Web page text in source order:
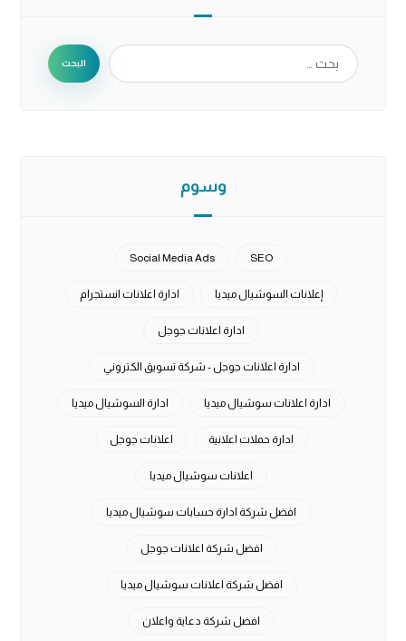
البحث
وسوم
SEO
Social Media Ads
إعلانات السوشيال ميديا ادارة اعلانات انستجرام
ادارة اعلانات جوجل
ادارة اعلانات جوجل - شركة تسويق الكتروني
ادارة اعلانات سوشيال ميديا ادارة السوشيال ميديا
ادارة حملات اعلانية اعلانات جوجل
اعلانات سوشيال ميديا
افضل شركة ادارة حسابات سوشيال ميديا
افضل شركة اعلانات جوجل
افضل شركة اعلانات سوشيال ميديا
افضل شركة دعاية واعلان